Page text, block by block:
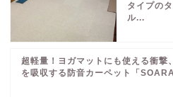
タイプの
ル...
超軽量！ヨガマットにも使える衝撃
を吸収する防音カーペット「